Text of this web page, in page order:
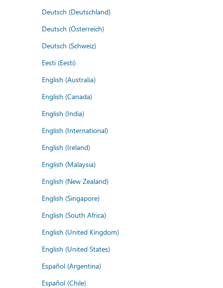
Deutsch (Deutschland)
Deutsch (Österreich)
Deutsch (Schweiz)
Eesti (Eesti)
English (Australia)
English (Canada)
English (India)
English (International)
English (Ireland)
English (Malaysia)
English (New Zealand)
English (Singapore)
English (South Africa)
English (United Kingdom)
English (United States)
Español (Argentina)
Español (Chile)